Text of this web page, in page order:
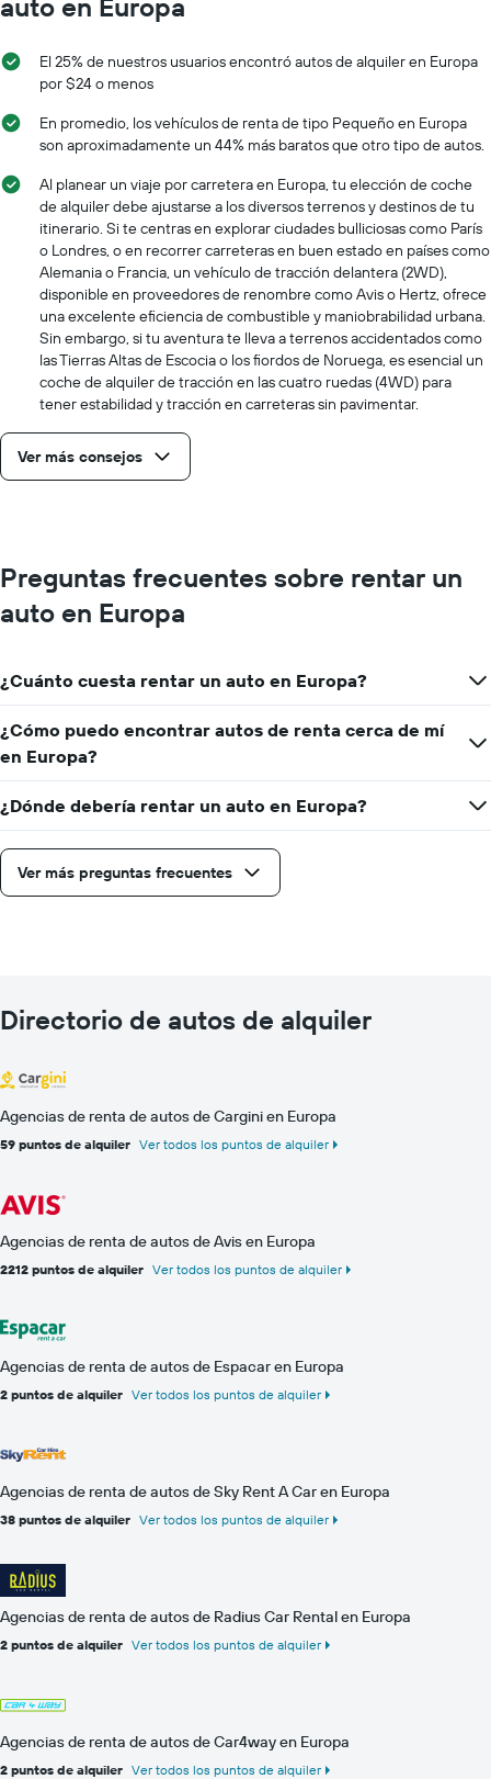
gráfico
eje
que
indica
precio
más
barato
de
un
auto
de
renta
por
empresa.
auto en Europa
El 25% de nuestros usuarios encontró autos de alquiler en Europa
por $24 o menos
En promedio, los vehículos de renta de tipo Pequeño en Europa
son aproximadamente un 44% más baratos que otro tipo de autos.
Al planear un viaje por carretera en Europa, tu elección de coche
de alquiler debe ajustarse a los diversos terrenos y destinos de tu
itinerario. Si te centras en explorar ciudades bulliciosas como París
o Londres, o en recorrer carreteras en buen estado en países como
Alemania o Francia, un vehículo de tracción delantera (2WD),
disponible en proveedores de renombre como Avis o Hertz, ofrece
una excelente eficiencia de combustible y maniobrabilidad urbana.
Sin embargo, si tu aventura te lleva a terrenos accidentados como
las Tierras Altas de Escocia o los fiordos de Noruega, es esencial un
coche de alquiler de tracción en las cuatro ruedas (4WD) para
tener estabilidad y tracción en carreteras sin pavimentar.
Ver más consejos
Preguntas frecuentes sobre rentar un
auto en Europa
¿Cuánto cuesta rentar un auto en Europa?
¿Cómo puedo encontrar autos de renta cerca de mí
en Europa?
¿Dónde debería rentar un auto en Europa?
Ver más preguntas frecuentes
Directorio de autos de alquiler
Agencias de renta de autos de Cargini en Europa
59 puntos de alquiler Ver todos los puntos de alquiler
Agencias de renta de autos de Avis en Europa
2212 puntos de alquiler Ver todos los puntos de alquiler
Agencias de renta de autos de Espacar en Europa
2 puntos de alquiler Ver todos los puntos de alquiler
Agencias de renta de autos de Sky Rent A Car en Europa
38 puntos de alquiler Ver todos los puntos de alquiler
Agencias de renta de autos de Radius Car Rental en Europa
2 puntos de alquiler Ver todos los puntos de alquiler
Agencias de renta de autos de Car4way en Europa
2 puntos de alquiler Ver todos los puntos de alquiler